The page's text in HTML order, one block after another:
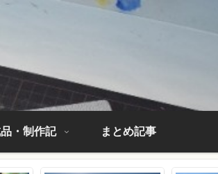
・制作記 まとめ記事